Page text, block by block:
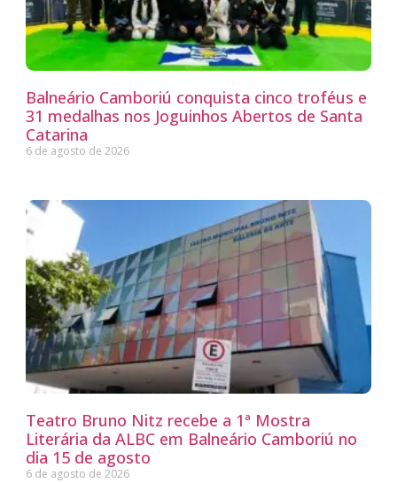
Balneário Camboriú conquista cinco troféus e
31 medalhas nos Joguinhos Abertos de Santa
Catarina
6 de agosto de 2026
Teatro Bruno Nitz recebe a 1ª Mostra
Literária da ALBC em Balneário Camboriú no
dia 15 de agosto
6 de agosto de 2026